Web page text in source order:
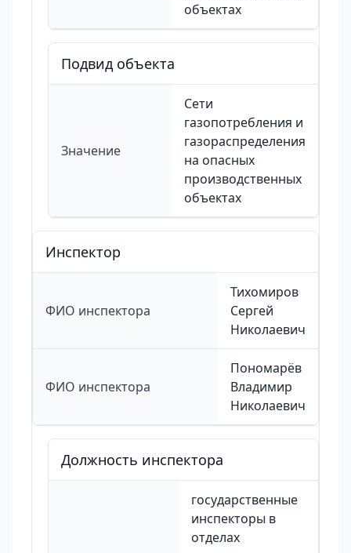
объектах
Подвид объекта
Значение
Сети
газопотребления и
газораспределения
на опасных
производственных
объектах
Инспектор
ФИО инспектора
Тихомиров
Сергей
Николаевич
ФИО инспектора
Пономарёв
Владимир
Николаевич
Должность инспектора
государственные
инспекторы в
отделах